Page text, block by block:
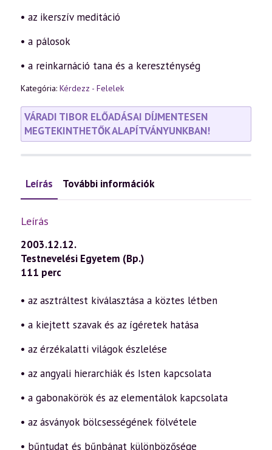
• az ikerszív meditáció
• a pálosok
• a reinkarnáció tana és a kereszténység
Kategória: Kérdezz - Felelek
VÁRADI TIBOR ELŐADÁSAI DÍJMENTESEN
MEGTEKINTHETŐK ALAPÍTVÁNYUNKBAN!
Leírás További információk
Leírás
2003.12.12.
Testnevelési Egyetem (Bp.)
111 perc
• az asztráltest kiválasztása a köztes létben
• a kiejtett szavak és az ígéretek hatása
• az érzékalatti világok észlelése
• az angyali hierarchiák és Isten kapcsolata
• a gabonakörök és az elementálok kapcsolata
• az ásványok bölcsességének fölvétele
• bűntudat és bűnbánat különbözősége